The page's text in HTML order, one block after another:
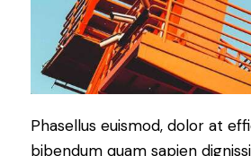
Phasellus euismod, dolor at
bibendum quam sapien